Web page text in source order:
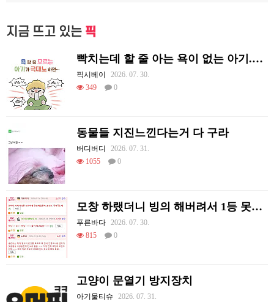
지금 뜨고 있는 픽
빡치는데 할 줄 아는 욕이 없는 아기.Manhwa
픽시베이
2026. 07. 30.
349
0
동물들 지진느낀다는거 다 구라
버디버디
2026. 07. 31.
1055
0
모창 하랬더니 빙의 해버려서 1등 못한 사람
푸른바다 2026. 07. 30.
815
0
고양이 문열기 방지장치
아기물티슈
2026. 07. 31.